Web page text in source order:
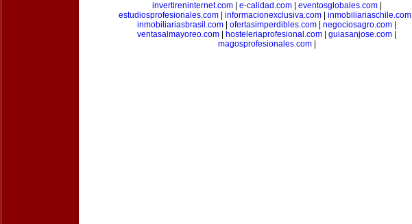
invertireninternet.com| e-calidad.com| eventosglobales.com|
estudiosprofesionales.com| informacionexclusiva.com| inmobiliariaschile.com|
inmobiliariasbrasil.com
ofertasimperdibles.com negociosagro.com
ventasalmayoreo.com
hosteleriaprofesional.com guiasanjose.com
magosprofesionales.com|